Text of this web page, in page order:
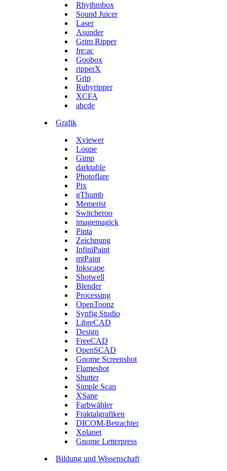
Rhythmbox
Sound Juicer
Laser
Asunder
Grim Ripper
fre:ac
Goobox
ripperX
Grip
Rubyripper
XCFA
abcde
Grafik
Xviewer
Loupe
Gimp
darktable
Photoflare
Pix
gThumb
Memerist
Switcheroo
imagemagick
Pinta
Zeichnung
InfiniPaint
mtPaint
Inkscape
Shotwell
Blender
Processing
OpenToonz
Synfig Studio
LibreCAD
Design
FreeCAD
OpenSCAD
Gnome Screenshot
Flameshot
Shutter
Simple Scan
XSane
Farbwähler
Fraktalgrafiken
DICOM-Betrachter
Xplanet
Gnome Letterpress
Bildung und Wissenschaft